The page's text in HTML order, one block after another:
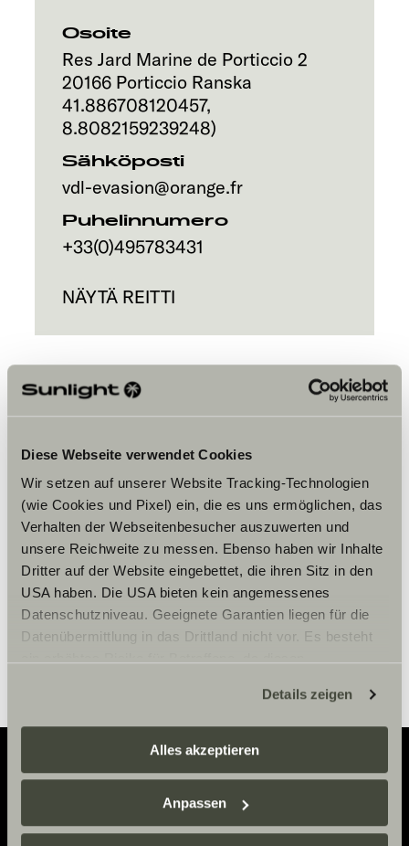
Diese Webseite verwendet Cookies
Wir setzen auf unserer Website Tracking-Technologien
(wie Cookies und Pixel) ein, die es uns ermöglichen, das
Verhalten der Webseitenbesucher auszuwerten und
unsere Reichweite zu messen. Ebenso haben wir Inhalte
Dritter auf der Website eingebettet, die ihren Sitz in den
USA haben. Die USA bieten kein angemessenes
Datenschutzniveau. Geeignete Garantien liegen für die
Datenübermittlung in das Drittland nicht vor. Es besteht
zustehen. Eingesetzte Dienstleister können Daten für
eigene Zwecke verarbeiten und mit anderen Daten
zusammenführen. Weitere Informationen finden Sie hier:
Datenschutzerklärung
einzelne Cookies/Dienste in den Einstellungen aus,
erteilen Sie uns Ihre Einwilligung zur Verarbeitung Ihrer
Details zeigen
Alles akzeptieren
Anpassen
Osoite
Res Jard Marine de Porticcio 2
20166 Porticcio Ranska
41.886708120457,
8.8082159239248)
Sähköposti
vdl-evasion@orange.fr
Puhelinnumero
+33(0)495783431
NÄYTÄ REITTI
cookies to use this function.
Cookie Settings
Adventure